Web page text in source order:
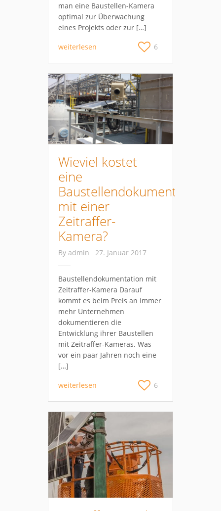
man eine Baustellen-Kamera
optimal zur Überwachung
eines Projekts oder zur […]
weiterlesen 6
Wieviel kostet
eine
Baustellendokumentationen
mit einer
Zeitraffer-
Kamera?
By admin 27. Januar 2017
Baustellendokumentation mit
Zeitraffer-Kamera Darauf
kommt es beim Preis an Immer
mehr Unternehmen
dokumentieren die
Entwicklung ihrer Baustellen
mit Zeitraffer-Kameras. Was
vor ein paar Jahren noch eine
[…]
weiterlesen 6